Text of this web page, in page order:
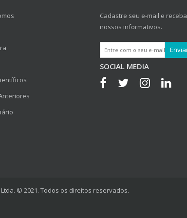
Cadastre seu e-mail e receba
nossos informativos.
SOCIAL MEDIA
© 2021. Todos os direitos reservados.